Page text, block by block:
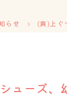
らせ (爽)上ぐ
ューズ